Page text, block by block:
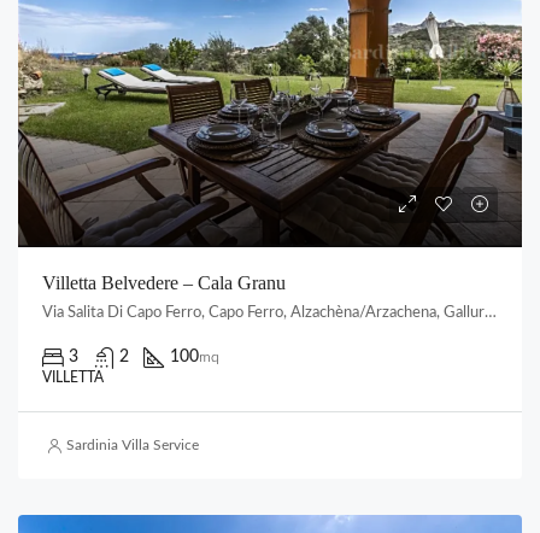
Villetta Belvedere – Cala Granu
Via Salita Di Capo Ferro, Capo Ferro, Alzachèna/Arzachena, Gallura Nord-Est Sardegna, Sardigna/Sardegna, Italia
3 2 100mq
VILLETTA
Sardinia Villa Service